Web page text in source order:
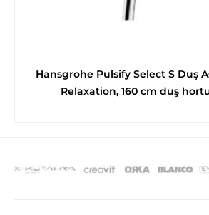
Hansgrohe Pulsify Select S Duş
Relaxation, 160 cm duş